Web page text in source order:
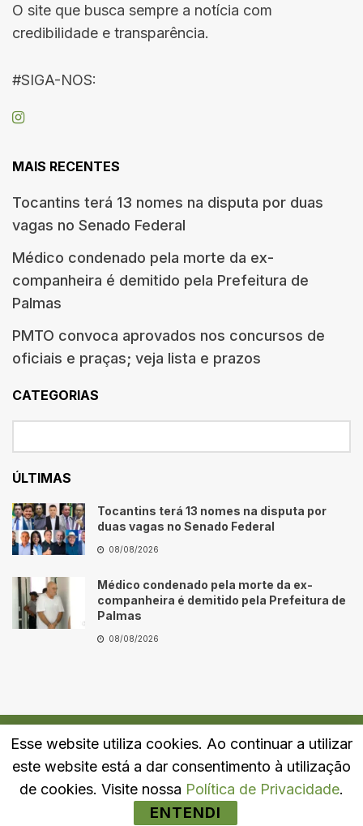
O site que busca sempre a notícia com
credibilidade e transparência.
#SIGA-NOS:
MAIS RECENTES
Tocantins terá 13 nomes na disputa por duas
vagas no Senado Federal
Médico condenado pela morte da ex-
companheira é demitido pela Prefeitura de
Palmas
PMTO convoca aprovados nos concursos de
oficiais e praças; veja lista e prazos
CATEGORIAS
ÚLTIMAS
Tocantins terá 13 nomes na disputa por
duas vagas no Senado Federal
08/08/2026
Médico condenado pela morte da ex-
companheira é demitido pela Prefeitura de
Palmas
08/08/2026
Quem Somos Fale Conosco Política de Privacidade
Esse website utiliza cookies. Ao continuar a utilizar
este website está a dar consentimento à utilização
de cookies. Visite nossa Política de Privacidade.
ENTENDI